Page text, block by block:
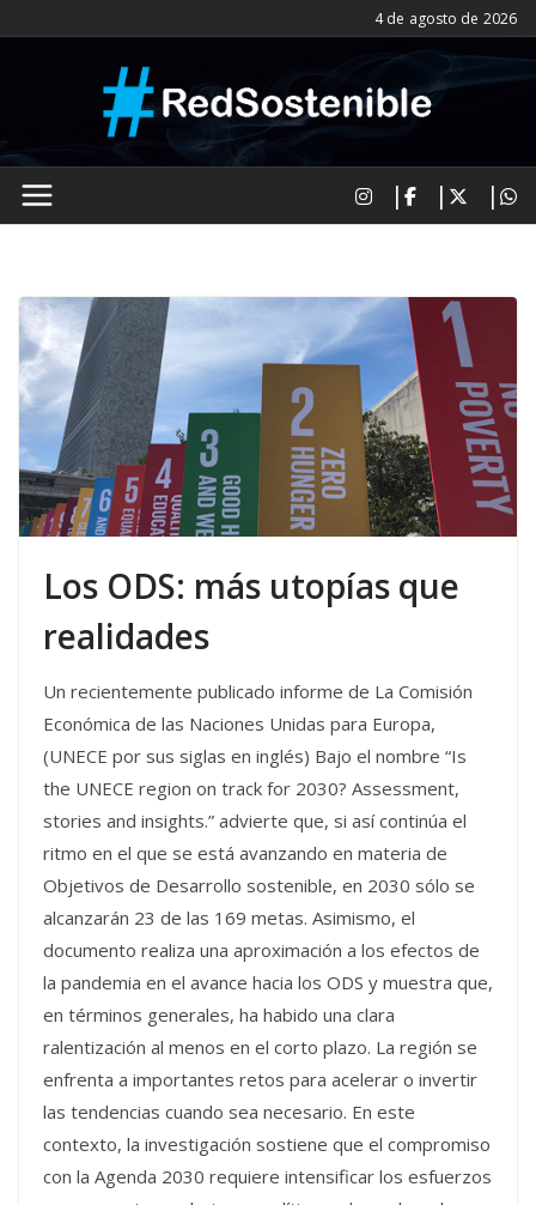
al
4 de agosto de 2026
Los ODS: más utopías que
realidades
Un recientemente publicado informe de La Comisión
Económica de las Naciones Unidas para Europa,
(UNECE por sus siglas en inglés) Bajo el nombre “Is
the UNECE region on track for 2030? Assessment,
stories and insights.” advierte que, si así continúa el
ritmo en el que se está avanzando en materia de
Objetivos de Desarrollo sostenible, en 2030 sólo se
alcanzarán 23 de las 169 metas. Asimismo, el
documento realiza una aproximación a los efectos de
la pandemia en el avance hacia los ODS y muestra que,
en términos generales, ha habido una clara
ralentización al menos en el corto plazo. La región se
enfrenta a importantes retos para acelerar o invertir
las tendencias cuando sea necesario. En este
contexto, la investigación sostiene que el compromiso
con la Agenda 2030 requiere intensificar los esfuerzos